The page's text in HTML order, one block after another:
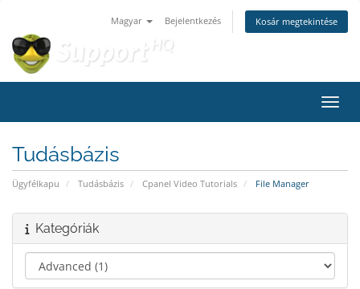
Magyar Bejelentkezés Kosár megtekintése
Tudásbázis
Ügyfélkapu Tudásbázis Cpanel Video Tutorials File Manager
Kategóriák